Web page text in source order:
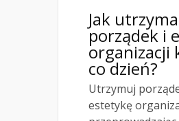
Jak
porządek i
organizacji
co dzień?
Utrzymuj
estetykę